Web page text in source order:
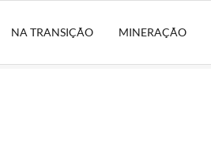
NA TRANSIÇÃO MINERAÇÃO